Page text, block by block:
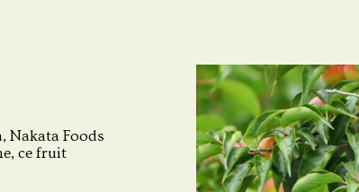
Nakata Foods
ce fruit